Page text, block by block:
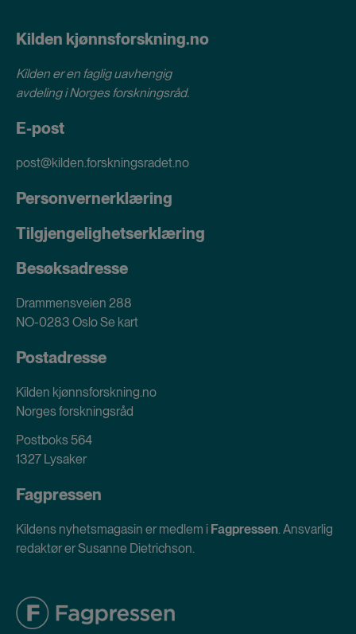
Kilden kjønnsforskning.no
Kilden er en faglig uavhengig
avdeling iNorges forskningsråd.
E-post
post@kilden.forskningsradet.no
Personvernerklæring
Tilgjengelighetserklæring
Besøksadresse
Drammensveien 288
NO-0283 OsloSe kart
Postadresse
Kilden kjønnsforskning.no
Norges forskningsråd
Postboks 564
1327 Lysaker
Fagpressen
Kildens nyhetsmagasin er medlem i Fagpressen. Ansvarlig
redaktør er Susanne Dietrichson.